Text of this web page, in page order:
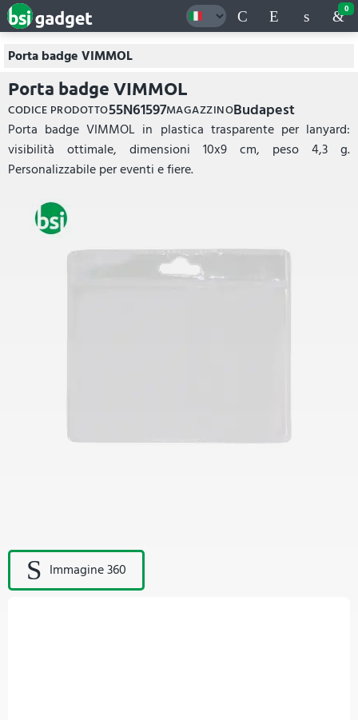
0
Porta badge VIMMOL
Porta badge VIMMOL
CODICE PRODOTTO55N61597MAGAZZINOBudapest
Porta badge VIMMOL in plastica trasparente per lanyard:
visibilità ottimale, dimensioni 10x9 cm, peso 4,3 g.
Personalizzabile per eventi e fiere.
Immagine 360